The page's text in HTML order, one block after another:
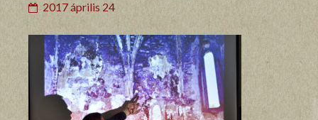
2017 április 24